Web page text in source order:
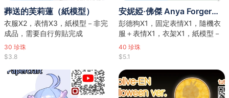
葬送的芙莉蓮（紙模型）
衣服X2，表情X3，紙模型－非完
成品，需要自行剪貼完成
30 珍珠
$3.8
安妮婭·佛傑 Anya Forger（紙模型）
彭德狗X1，固定表情X1，隨機衣
服＋表情X1，衣架X1，紙模型－
非完成品，需要自行剪貼完成
40 珍珠
$5.1